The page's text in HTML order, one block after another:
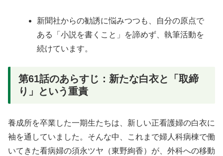
新聞社からの勧誘に悩みつつも、自分の原点で
ある「小説を書くこと」を諦めず、執筆活動を
続けています。
第61話のあらすじ：新たな白衣と「取締
り」という重責
養成所を卒業した一期生たちは、新しい正看護婦の白衣に
袖を通していました 。そんな中、これまで婦人科病棟で働
いてきた看病婦の須永ツヤ（東野絢香）が、外科への移動